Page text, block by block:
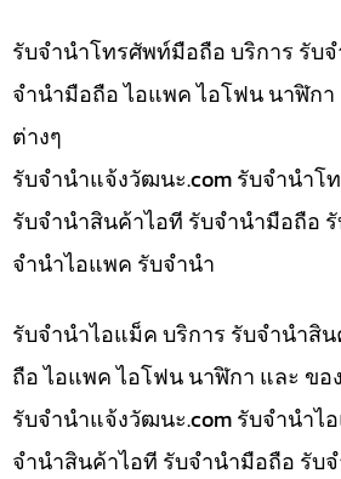
รับจำนำโทรศัพท์มือถือ บริการ รับ
จำนำมือถือ ไอแพค ไอโฟน นาฬิก
ต่างๆ
รับจํานําแจ้งวัฒนะ.com รับจำนำโ
รับจำนำสินค้าไอที รับจำนำมือถือ
จำนำไอแพค รับจำนำ
รับจำนำไอแม็ค บริการ รับจำนำสิ
ถือ ไอแพค ไอโฟน นาฬิกา และ ขอ
รับจํานําแจ้งวัฒนะ.com รับจำนำไ
จำนำสินค้าไอที รับจำนำมือถือ รับ